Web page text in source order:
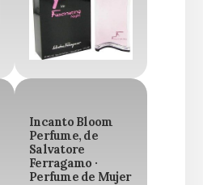
Incanto Bloom
Perfume, de
Salvatore
Ferragamo ·
Perfume de Mujer